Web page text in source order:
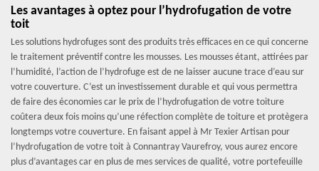
Les avantages à optez pour l’hydrofugation de votre
toit
Les solutions hydrofuges sont des produits très efficaces en ce qui concerne
le traitement préventif contre les mousses. Les mousses étant, attirées par
l’humidité, l’action de l’hydrofuge est de ne laisser aucune trace d’eau sur
votre couverture. C’est un investissement durable et qui vous permettra
de faire des économies car le prix de l’hydrofugation de votre toiture
coûtera deux fois moins qu’une réfection complète de toiture et protègera
longtemps votre couverture. En faisant appel à Mr Texier Artisan pour
l’hydrofugation de votre toit à Connantray Vaurefroy, vous aurez encore
plus d’avantages car en plus de mes services de qualité, votre portefeuille